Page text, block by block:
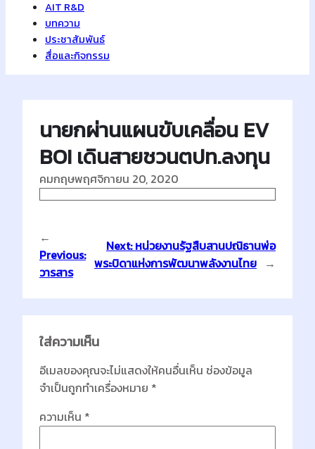
AIT R&D
บทความ
ประชาสัมพันธ์
สื่อและกิจกรรม
นายกผ่านแผนขับเคลื่อน EV
BOI เดินสายชวนตปท.ลงทุน
คมกฤษพฤศจิกายน 20, 2020
←
Previous:
วารสาร
Next: หน่วยงานรัฐสืบสานปณิธานพ่อ
พระบิดาแห่งการพัฒนาพลังงานไทย →
ใส่ความเห็น
อีเมลของคุณจะไม่แสดงให้คนอื่นเห็น ช่องข้อมูล
จำเป็นถูกทำเครื่องหมาย *
ความเห็น *